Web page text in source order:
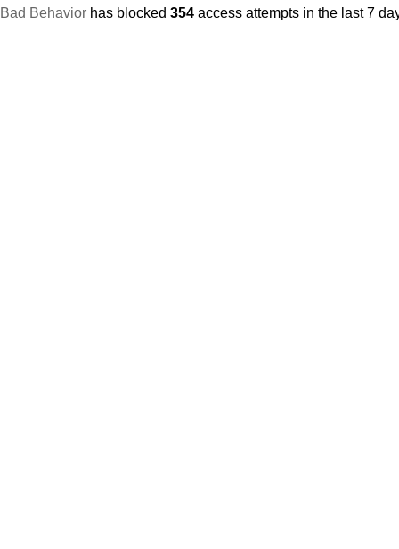
Bad Behavior has blocked 354 access attempts in the last 7